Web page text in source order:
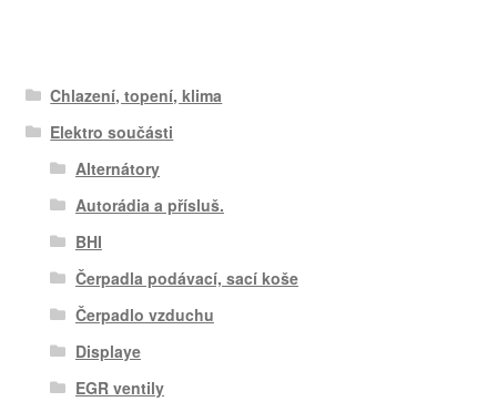
Chlazení, topení, klima
Elektro součásti
Alternátory
Autorádia a přísluš.
BHI
Čerpadla podávací, sací koše
Čerpadlo vzduchu
Displaye
EGR ventily